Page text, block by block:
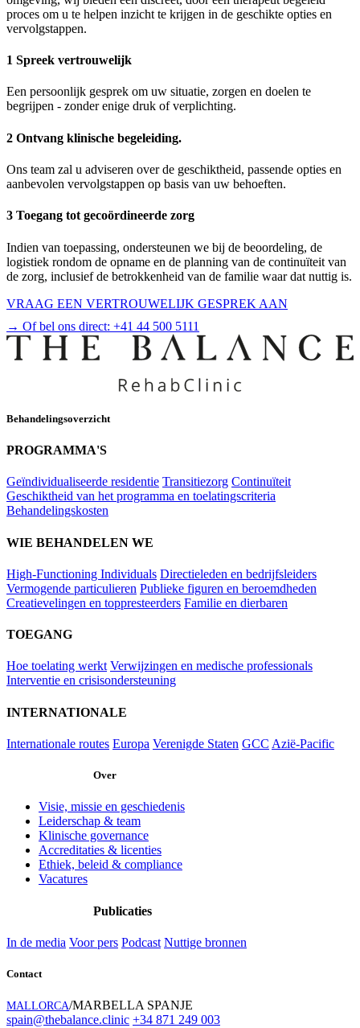
proces om u te helpen inzicht te krijgen in de geschikte opties en
vervolgstappen.
1 Spreek vertrouwelijk
Een persoonlijk gesprek om uw situatie, zorgen en doelen te
begrijpen - zonder enige druk of verplichting.
2 Ontvang klinische begeleiding.
Ons team zal u adviseren over de geschiktheid, passende opties en
aanbevolen vervolgstappen op basis van uw behoeften.
3 Toegang tot gecoördineerde zorg
Indien van toepassing, ondersteunen we bij de beoordeling, de
logistiek rondom de opname en de planning van de continuïteit van
de zorg, inclusief de betrokkenheid van de familie waar dat nuttig is.
VRAAG EEN VERTROUWELIJK GESPREK AAN
→ Of bel ons direct: +41 44 500 5111
Behandelingsoverzicht
PROGRAMMA'S
Geïndividualiseerde residentie Transitiezorg Continuïteit
Geschiktheid van het programma en toelatingscriteria
Behandelingskosten
WIE BEHANDELEN WE
High-Functioning Individuals Directieleden en bedrijfsleiders
Vermogende particulieren Publieke figuren en beroemdheden
Creatievelingen en toppresteerders Familie en dierbaren
TOEGANG
Hoe toelating werkt Verwijzingen en medische professionals
Interventie en crisisondersteuning
INTERNATIONALE
Internationale routes Europa Verenigde Staten GCC Azië-Pacific
Over
Visie, missie en geschiedenis
Leiderschap & team
Klinische governance
Accreditaties & licenties
Ethiek, beleid & compliance
Vacatures
Publicaties
In de media Voor pers Podcast Nuttige bronnen
Contact
MALLORCA/MARBELLA SPANJE
spain@thebalance.clinic +34 871 249 003